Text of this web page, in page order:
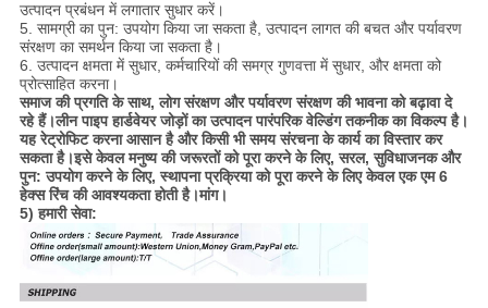
उत्पादन प्रबंधन में लगातार सुधार करें।
5. सामग्री का पुन: उपयोग किया जा सकता है, उत्पादन लागत की बचत और पर्यावरण
संरक्षण का समर्थन किया जा सकता है।
6. उत्पादन क्षमता में सुधार, कर्मचारियों की समग्र गुणवत्ता में सुधार, और क्षमता को
प्रोत्साहित करना।
समाज की प्रगति के साथ, लोग संरक्षण और पर्यावरण संरक्षण की भावना को बढ़ावा दे
रहे हैं।लीन पाइप हार्डवेयर जोड़ों का उत्पादन पारंपरिक वेल्डिंग तकनीक का विकल्प है।
यह रेट्रोफिट करना आसान है और किसी भी समय संरचना के कार्य का विस्तार कर
सकता है।इसे केवल मनुष्य की जरूरतों को पूरा करने के लिए, सरल, सुविधाजनक और
पुन: उपयोग करने के लिए, स्थापना प्रक्रिया को पूरा करने के लिए केवल एक एम 6
हेक्स रिंच की आवश्यकता होती है।मांग।
5) हमारी सेवा: